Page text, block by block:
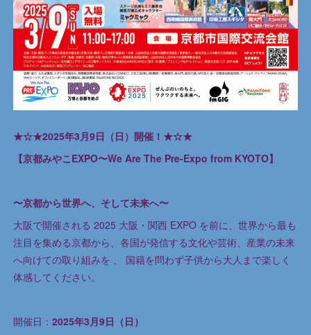
★☆★2025年3月9日（日）開催！★☆★
【京都みやこEXPO〜We Are The Pre-Expo from KYOTO】
〜京都から世界へ、そして未来へ〜
大阪で開催される 2025 大阪・関西 EXPO を前に、世界から最も
注目を集める京都から、各国が発信する文化や芸術、産業の未来
へ向けての取り組みを 、 国籍を問わず子供から大人まで楽しく
体感してください。
開催日： 2025年3月9日（日）